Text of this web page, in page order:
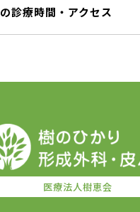
の診療時間・アクセス
医療法人樹恵会